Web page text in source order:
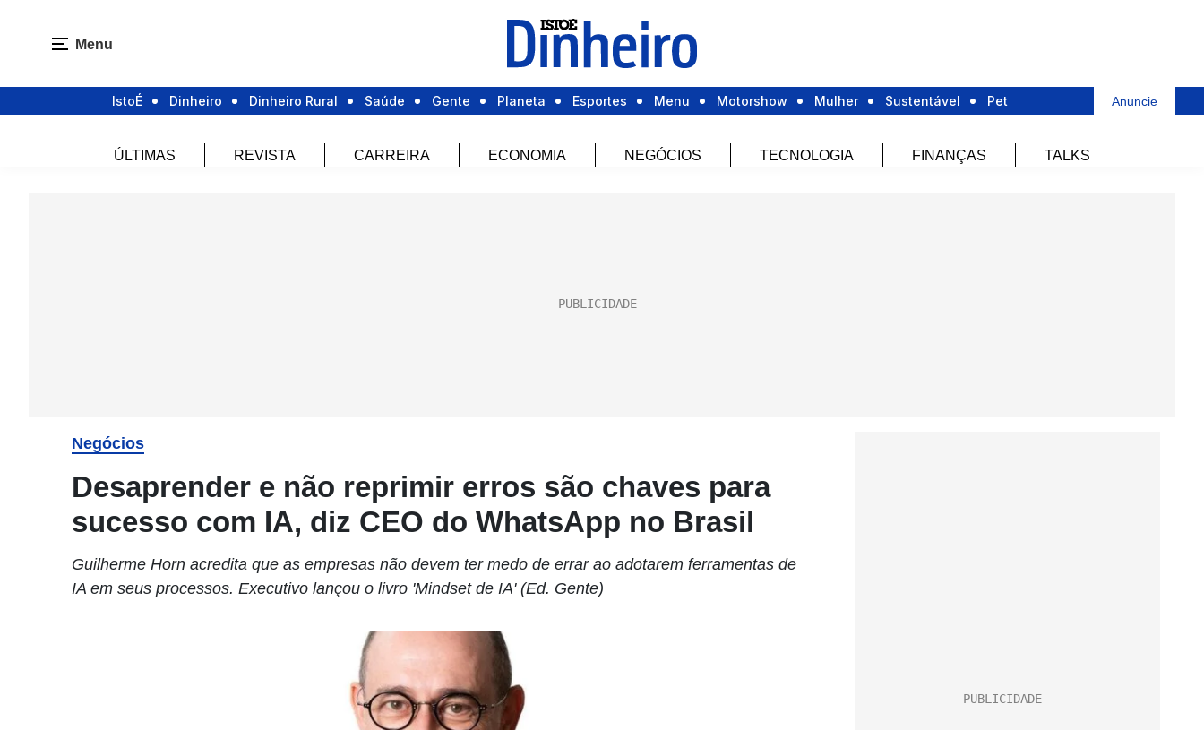
Menu
IstoÉ Dinheiro Dinheiro Rural Saúde Gente Planeta Esportes Menu Motorshow Mulher Sustentável Pet Anuncie
ÚLTIMAS REVISTA CARREIRA ECONOMIA NEGÓCIOS TECNOLOGIA FINANÇAS TALKS
Negócios
Desaprender e não reprimir erros são chaves para
sucesso com IA, diz CEO do WhatsApp no Brasil
Guilherme Horn acredita que as empresas não devem ter medo de errar ao adotarem ferramentas de
IA em seus processos. Executivo lançou o livro 'Mindset de IA' (Ed. Gente)